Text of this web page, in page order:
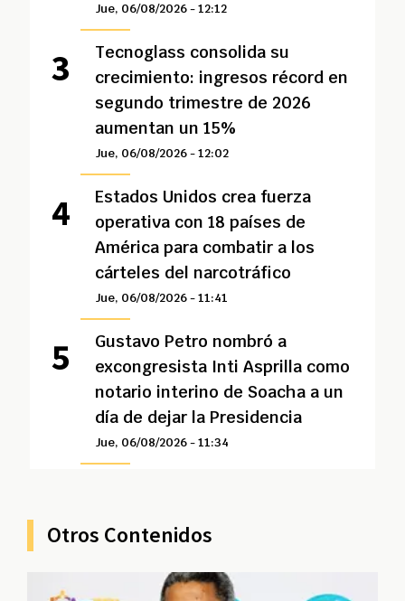
Jue, 06/08/2026 - 12:12
Tecnoglass consolida su
crecimiento: ingresos récord en
segundo trimestre de 2026
aumentan un 15%
Jue, 06/08/2026 - 12:02
Estados Unidos crea fuerza
operativa con 18 países de
América para combatir a los
cárteles del narcotráfico
Jue, 06/08/2026 - 11:41
Gustavo Petro nombró a
excongresista Inti Asprilla como
notario interino de Soacha a un
día de dejar la Presidencia
Jue, 06/08/2026 - 11:34
Otros Contenidos